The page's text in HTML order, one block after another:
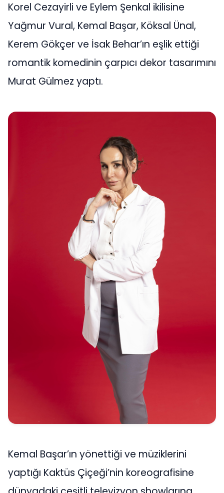
Korel Cezayirli ve Eylem Şenkal ikilisine
Yağmur Vural, Kemal Başar, Köksal Ünal,
Kerem Gökçer ve İsak Behar’ın eşlik ettiği
romantik komedinin çarpıcı dekor tasarımını
Murat Gülmez yaptı.
Kemal Başar’ın yönettiği ve müziklerini
yaptığı Kaktüs Çiçeği’nin koreografisine